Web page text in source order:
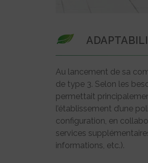
Au lancement de sa
de type 3. Selon les
permettait
l’établissement d’une
configuration, en
services
informations, etc.).